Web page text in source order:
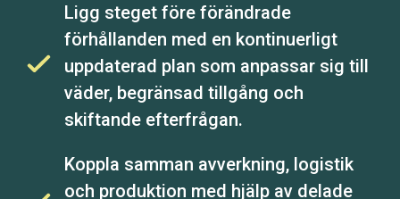
Ligg steget före förändrade
förhållanden med en kontinuerligt
uppdaterad plan som anpassar sig till
väder, begränsad tillgång och
skiftande efterfrågan.
Koppla samman avverkning, logistik
och produktion med hjälp av delade